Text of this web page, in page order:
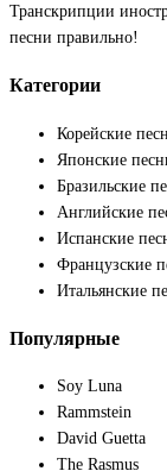
Транскрипции
песни правильно!
Категории
Корейские
Японские
Бразильские
Английские
Испанские
Французские
Итальянские
Популярные
Soy Luna
Rammstein
David Guetta
The Rasmus